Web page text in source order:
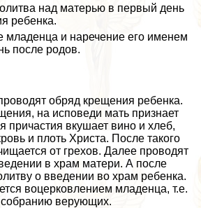
над матерью в первый день
ребенка.
младенца и наречение его именем
после родов.
обряд крещения ребенка.
на исповеди мать признает
причастия вкушает вино и хлеб,
и плоть Христа. После такого
от грехов. Далее проводят
в храм матери. А после
о введении во храм ребенка.
воцерковлением младенца, т.е.
собранию верующих.